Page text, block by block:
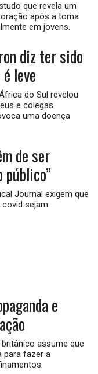
que revela um
após a toma
em jovens.
diz ter sido
leve
do Sul revelou
e colegas
uma doença
de ser
Journal exigem que
sejam
e
assume que
para fazer a